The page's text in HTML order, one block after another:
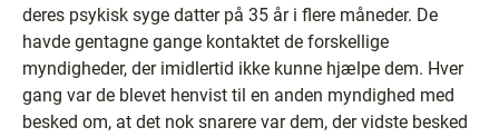
deres psykisk syge datter på 35 år i flere måneder. De
havde gentagne gange kontaktet de forskellige
myndigheder, der imidlertid ikke kunne hjælpe dem. Hver
gang var de blevet henvist til en anden myndighed med
besked om, at det nok snarere var dem, der vidste besked